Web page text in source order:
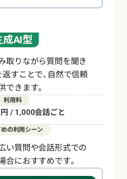
成AI型
取りながら質問を聞き
すことで、自然で信頼
できます。
利用料
円 / 1,000会話ごと
の利用シーン
い質問や会話形式での
合におすすめです。